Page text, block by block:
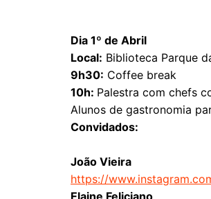
Dia 1º de Abril
Local: Biblioteca Parque
9h30: Coffee break
10h: Palestra com chefs
Alunos de gastronomia
Convidados:
João Vieira
https://